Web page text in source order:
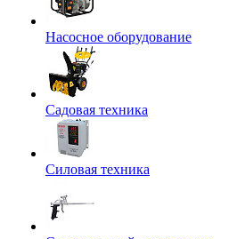
Насосное оборудование
Садовая техника
Силовая техника